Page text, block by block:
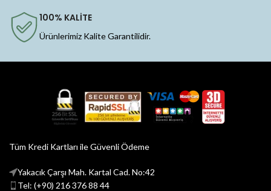
100% KALİTE
Ürünlerimiz Kalite Garantilidir.
Tüm Kredi Kartları ile Güvenli Ödeme
Yakacık Çarşı Mah. Kartal Cad. No:42
Tel: (+90) 216 376 88 44